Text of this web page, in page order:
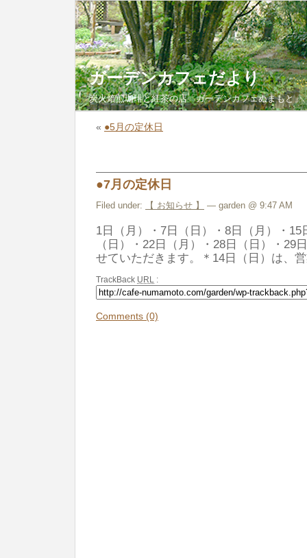
ガーデンカフェだより
炭火焙煎珈琲と紅茶の店「ガーデンカフェぬまもと」
« ●5月の定休日
●7月の定休日
Filed under: 【 お知らせ 】 — garden @ 9:47 AM
1日（月）・7日（日）・8日（月）・15
（日）・22日（月）・28日（日）・29
せていただきます。＊14日（日）は、
TrackBack URL :
Comments (0)